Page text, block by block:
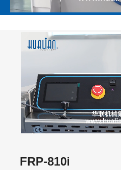
Unmute
90.93%
Unmute Loaded:
100.00%
FRP-810i